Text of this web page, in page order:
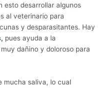
esto desarrollar algunos
al veterinario para
y desparasitantes. Hay
pues ayuda a la
dañino y doloroso para
mucha saliva, lo cual